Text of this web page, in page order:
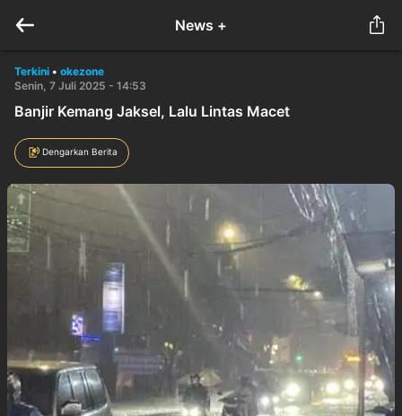
News +
Terkini • okezone
Senin, 7 Juli 2025 - 14:53
Banjir Kemang Jaksel, Lalu Lintas Macet
Dengarkan Berita